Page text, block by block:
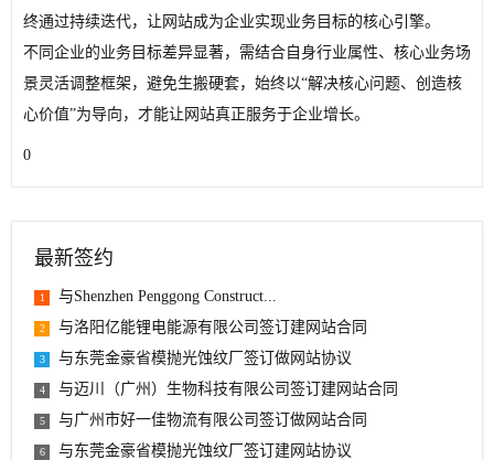
终通过持续迭代，让网站成为企业实现业务目标的核心引擎。
不同企业的业务目标差异显著，需结合自身行业属性、核心业务场
景灵活调整框架，避免生搬硬套，始终以“解决核心问题、创造核
心价值”为导向，才能让网站真正服务于企业增长。
0
最新签约
1 与Shenzhen Penggong Construct...
2 与洛阳亿能锂电能源有限公司签订建网站合同
3 与东莞金豪省模抛光蚀纹厂签订做网站协议
4 与迈川（广州）生物科技有限公司签订建网站合同
5 与广州市好一佳物流有限公司签订做网站合同
6 与东莞金豪省模抛光蚀纹厂签订建网站协议